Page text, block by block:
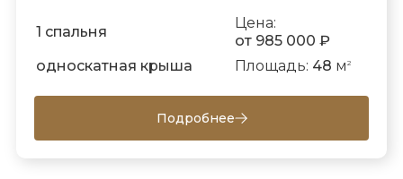
1 спальня
Цена:
от 985 000 ₽
односкатная крыша
Площадь: 48 м 2
Подробнее